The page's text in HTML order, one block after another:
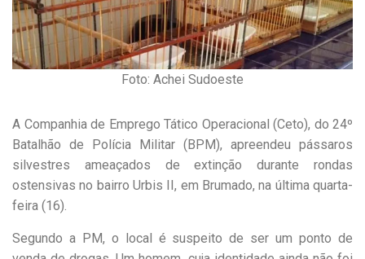
Foto: Achei Sudoeste
A Companhia de Emprego Tático Operacional (Ceto), do 24º
Batalhão de Polícia Militar (BPM), apreendeu pássaros
silvestres ameaçados de extinção durante rondas
ostensivas no bairro Urbis II, em Brumado, na última quarta-
feira (16).
Segundo a PM, o local é suspeito de ser um ponto de